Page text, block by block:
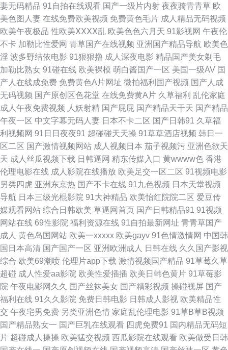
人妻丝袜 少妇人妻影院 影音先锋丝袜丝足 91素人在线 俺去也激情四射 岛国
美女的a片 久久香港大香蕉 人人摸人人摸 五月丁香婷婷成人 3级片网址 91在
现免费网站 操碰视频 国产三级片视频 男女靠逼国产 日本成人H片 午夜香蕉
福利视频 AV超碰导航 成人AV资源 激情四方色播 免费看a的网址 日韩精品免
费观看 亚洲天堂色网站 91精品亚洲 91丝袜拍拍 韩国伊人网 欧美另类第34
页 亚洲性爱另类 91蜜臀在线观看 wwww色鬼 国产精品大猫AV 极品毛片 欧
美另类人与兽 色色五月天 亚洲色123 91视频视频 AV性爱网页 国产福利夜
精品91网 另类理论影视 欧美下面网站内射 日韩第1页 制服中文丝 91最新 超
碰人妻人人操 激情四方色播 蜜臀性爱自拍 国产1区2区3区 男人网站 日韩国
产在线 婷婷五月天777 18免费观看 99热这里有精品 大香蕉网伊人 国产在线
91论坛 久草黄色网 日本三级网站 午夜不卡三级网站 伊人久久大香 肏逼社区
国产人人操人人 欧美日韩夫妻国产 婷婷自拍网 尤物自拍成人 91蜜臀人妻 第
一福利在线导航 韩黄AA免费 欧美另类第一区 人人妻人人摸 熟女黑丝足交 最
新91在线视频 草草浮力影院线 丁香五月天狠狠撸 韩日一区二区三卡 免费观
妻无码精品 91自拍在线观看 国产一级片内射 夜夜骑青青草 欧
美色图人妻 在线免费欧美视频 免费黄色毛片 成人精品无码视频
欧美午夜极品 性欧美ⅩⅩⅩⅩ乱 欧美色色六月天 91影视网 午夜伦
不卡 加勒比性爱网 青草国产在线视频 亚洲国产精品导航 欧美色
淫 波多野结依电影 91狠狠撸 成人深夜电影 精品国产美女剃毛
加勒比熟女 91碰在线 欧美裸模 萌白酱国产一区 美国一级AV 国
产人在线成免费 免费黄色A片网址 微拍福利国产视频 国产人成
无码视频 国产原创区色花堂 在线免费黄A片 久草福利 乱伦家庭
成人午夜免费视频 人妖射精 国产屁屁 国产精品天干天 国产精品
午夜一区 中文字幕无码人妻 日本不卡二区 国产日韩91 久草福
利视频网 91日日夜夜91 超碰碰天天操 91草草酒店视频 韩日一
区二区 国产激情视频网站 成人视频日本 茄子视频污 亚洲色欲天
天 成人丝瓜视频下载 日韩逼网 精东传媒入口 黄wwww色 香港
伦理电影在线 成人影院在线播放 欧美足交一区二区 91视频电影
另类四虎 亚洲东京热 国产不卡在线 91九色视频 日本天堂视频
导航 日本三级光棍影院 91大神精品 欧美怡红院院二区 爱豆传
媒观看网站 综合日韩欧美 草逼网首页 国产日韩精品91 91视频
网站在线 69性影院 福利资源在线 91自拍最新网址 青青草国产
成人 黄色岛国网站 欧美一xxxxx 欧美gayv 91色情激情网 中国韩
国日本高清 国产国产一区 亚洲欧洲成人 日韩在线 久久国产影视
综合 欧美69潮喷 伦理片app下载 激情视频国产精品 91草莓久草
超碰 成人性爱aa影院 欧美性爱插插 欧美日韩色黄片 91草莓影
院 午夜电影网久久 国产丝袜美女 国产精彩视频 操碰视屏 国产
福利在线 91久久影院 免费日韩电影 日韩成人影视 欧美精品性
交 午夜宅男免费 另类亚洲色情 家庭乱伦理电影 91草B草B视频
国产精品熟女一 国产巨乳在线观看 四虎免费91 国内精品无码短
片 超碰成人操操 欧美猛交视频 西瓜影院在线观看 欧美做受日韩